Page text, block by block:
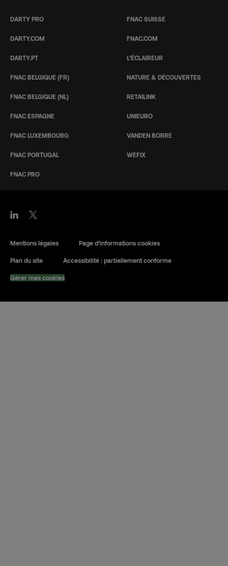
DARTY PRO
DARTY.COM
DARTY.PT
FNAC BELGIQUE (FR)
FNAC BELGIQUE (NL)
FNAC ESPAGNE
FNAC LUXEMBOURG
FNAC PORTUGAL
FNAC PRO
FNAC SUISSE
FNAC.COM
L’ÉCLAIREUR
NATURE & DÉCOUVERTES
RETAILINK
UNIEURO
VANDEN BORRE
WEFIX
Mentions légales Page d’informations cookies
Plan du site Accessibilité : partiellement conforme
Gérer mes cookies